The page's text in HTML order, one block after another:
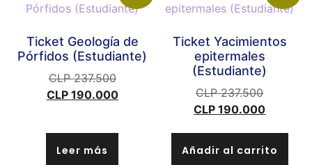
Ticket Geología de
Pórfidos (Estudiante)
CLP237.500
CLP 190.000
Leer más
Ticket Yacimientos
epitermales
(Estudiante)
CLP237.500
CLP190.000
Añadir al carrito